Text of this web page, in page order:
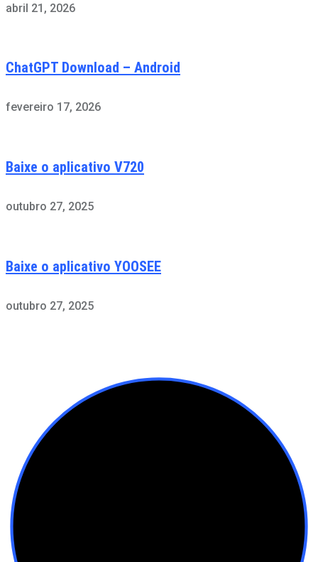
abril 21, 2026
ChatGPT Download – Android
fevereiro 17, 2026
Baixe o aplicativo V720
outubro 27, 2025
Baixe o aplicativo YOOSEE
outubro 27, 2025